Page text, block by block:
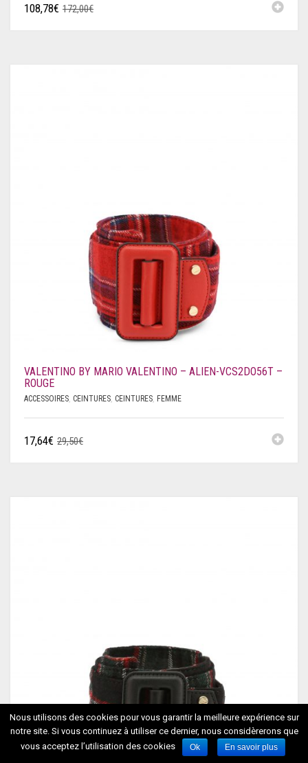
172,00€
108,78€
VALENTINO BY MARIO VALENTINO – ALIEN-VCS2DO56T –
ROUGE
ACCESSOIRES CEINTURES CEINTURES FEMME
29,50€
17,64€
Nous utilisons des cookies pour vous garantir la meilleure expérience sur
notre site. Si vous continuez à utiliser ce dernier, nous considèrerons que
vous acceptez l’utilisation des cookies
Ok En savoir plus